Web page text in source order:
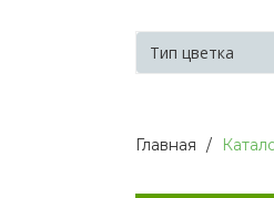
Тип цветка
Главная